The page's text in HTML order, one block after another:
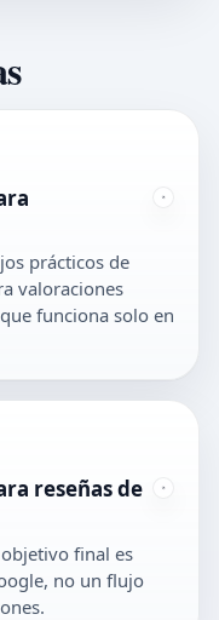
prácticos de
valoraciones
funciona solo en
reseñas de
final es
no un flujo